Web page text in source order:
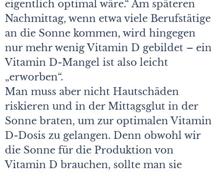
eigentlich optimal wäre.“ Am späteren
Nachmittag, wenn etwa viele Berufstätige
an die Sonne kommen, wird hingegen
nur mehr wenig Vitamin D gebildet – ein
Vitamin D-Mangel ist also leicht
„erworben“.
Man muss aber nicht Hautschäden
riskieren und in der Mittagsglut in der
Sonne braten, um zur optimalen Vitamin
D-Dosis zu gelangen. Denn obwohl wir
die Sonne für die Produktion von
Vitamin D brauchen, sollte man sie